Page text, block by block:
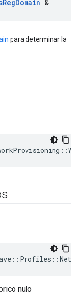
RegDomain &
para determinar la
:: Profiles ::
nulo